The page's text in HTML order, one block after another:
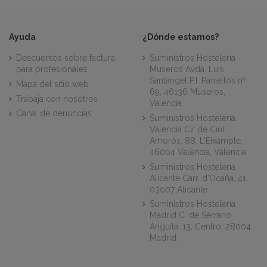
Ayuda
Descuentos sobre factura
para profesionales
Mapa del sitio web
Trabaja con nosotros
Canal de denuncias
¿Dónde estamos?
Suministros Hostelería
Museros Avda. Luis
Santángel P.I. Parrellós nº
69, 46136 Museros,
Valencia
Suministros Hostelería
Valencia C/ de Ciril
Amorós, 88, L'Eixample,
46004 València, Valencia
Suministros Hostelería
Alicante Carr. d'Ocaña, 41,
03007 Alicante
Suministros Hostelería
Madrid C. de Serrano
Anguita, 13, Centro, 28004
Madrid